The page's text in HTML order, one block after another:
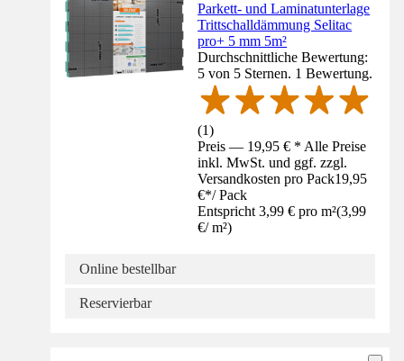
Parkett- und Laminatunterlage
Trittschalldämmung Selitac
pro+ 5 mm 5m²
Durchschnittliche Bewertung:
5 von 5 Sternen. 1 Bewertung.
(1)
Preis — 19,95 € * Alle Preise
inkl. MwSt. und ggf. zzgl.
Versandkosten pro Pack19,95
€*/ Pack
Entspricht 3,99 € pro m²(3,99
€/ m²)
Online bestellbar
Reservierbar